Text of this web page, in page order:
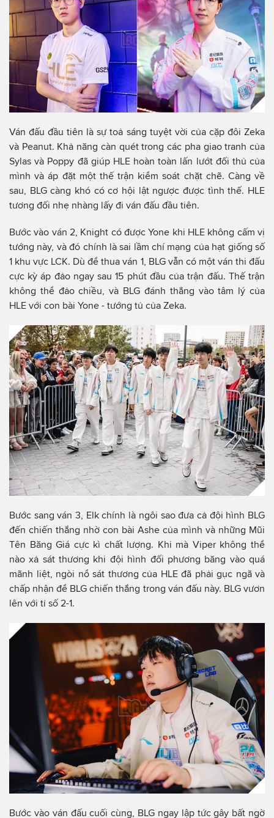
Ván đấu đầu tiên là sự toả sáng tuyệt vời của cặp đôi Zeka
và Peanut. Khả năng càn quét trong các pha giao tranh của
Sylas và Poppy đã giúp HLE hoàn toàn lấn lướt đối thủ của
mình và áp đặt một thế trận kiểm soát chặt chẽ. Càng về
sau, BLG càng khó có cơ hội lật ngược được tình thế. HLE
tương đối nhẹ nhàng lấy đi ván đấu đầu tiên.
Bước vào ván 2, Knight có được Yone khi HLE không cấm vị
tướng này, và đó chính là sai lầm chí mạng của hạt giống số
1 khu vực LCK. Dù để thua ván 1, BLG vẫn có một ván thi đấu
cực kỳ áp đảo ngay sau 15 phút đầu của trận đấu. Thế trận
không thể đảo chiều, và BLG đánh thẳng vào tâm lý của
HLE với con bài Yone - tướng tủ của Zeka.
Bước sang ván 3, Elk chính là ngôi sao đưa cả đội hình BLG
đến chiến thắng nhờ con bài Ashe của mình và những Mũi
Tên Băng Giá cực kì chất lượng. Khi mà Viper không thể
nào xả sát thương khi đội hình đối phương băng vào quá
mãnh liệt, ngòi nổ sát thương của HLE đã phải gục ngã và
chấp nhận để BLG chiến thắng trong ván đấu này. BLG vươn
lên với tỉ số 2-1.
Bước vào ván đấu cuối cùng, BLG ngay lập tức gây bất ngờ